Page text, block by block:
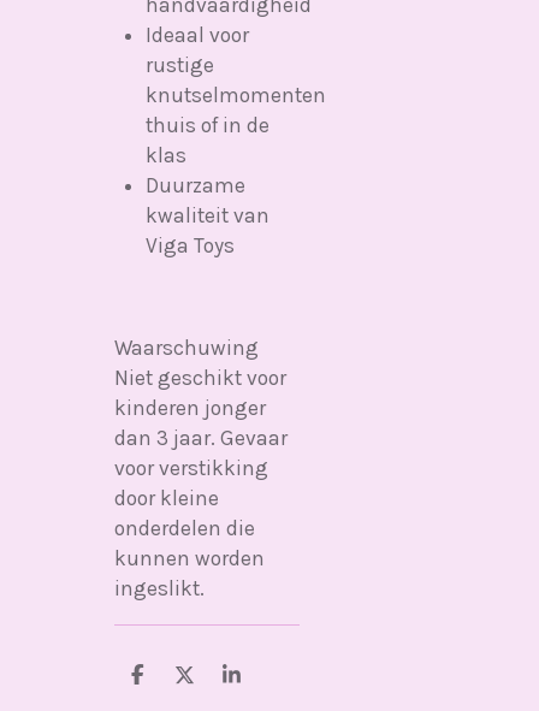
handvaardigheid
Ideaal voor
rustige
knutselmomenten
thuis of in de
klas
Duurzame
kwaliteit van
Viga Toys
Waarschuwing
Niet geschikt voor
kinderen jonger
dan 3 jaar. Gevaar
voor verstikking
door kleine
onderdelen die
kunnen worden
ingeslikt.
D
D
S